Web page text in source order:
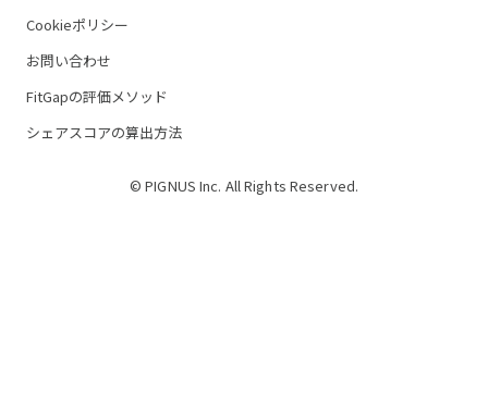
Cookieポリシー
お問い合わせ
FitGapの評価メソッド
シェアスコアの算出方法
© PIGNUS Inc. All Rights Reserved.